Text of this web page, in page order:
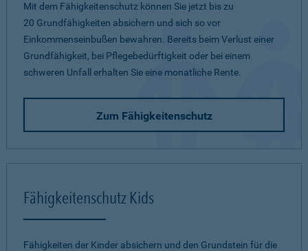
Mit dem Fähigkeitenschutz können Sie jetzt bis zu
20 Grundfähigkeiten absichern und sich so vor
Einkommenseinbußen bewahren. Bereits beim Verlust einer
Grundfähigkeit, bei Pflegebedürftigkeit oder bei einem
schweren Unfall erhalten Sie eine monatliche Rente.
Zum Fähigkeitenschutz
Fähigkeitenschutz Kids
Fähigkeiten der Kinder absichern und den Grundstein für die